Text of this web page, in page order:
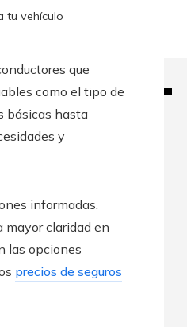
tu vehículo
que
como el tipo de
básicas hasta
y
informadas.
mayor claridad en
las opciones
precios de seguros